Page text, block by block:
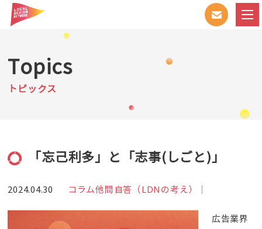
Topics
トピックス
「忘己利多」と「志事(しごと)」
2024.04.30 コラム他問自答（LDNの考え）｜
広告業界